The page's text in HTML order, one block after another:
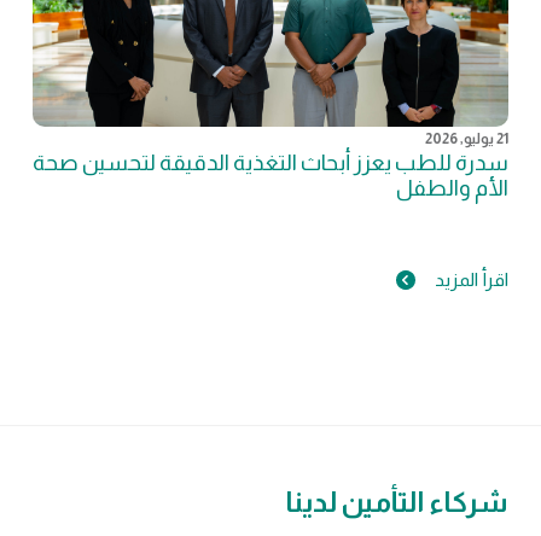
21 يوليو, 2026
سدرة للطب يعزز أبحاث التغذية الدقيقة لتحسين صحة
الأم والطفل
اقرأ المزيد
شركاء التأمين لدينا